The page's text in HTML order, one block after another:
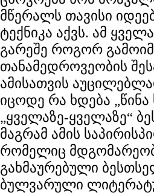
მწერალს თავისი
ტექნიკა აქვს. ამ
გარეშე როგორ
თანამედროვეობის
ამისათვის
იცოდე რა ხდება
„ყველაზე-ყველაზე“
მაგრამ ამის
რომელიც
გახმაურებული
ბულვარული